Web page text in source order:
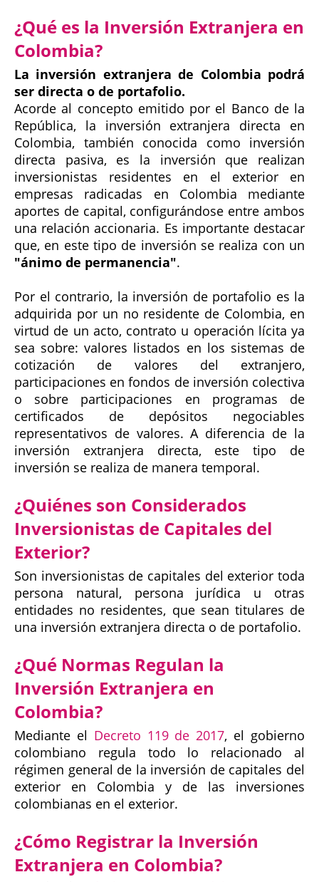
¿Qué es la Inversión Extranjera en
Colombia?
La inversión extranjera de Colombia podrá
ser directa o de portafolio.
Acorde al concepto emitido por el Banco de la
República, la inversión extranjera directa en
Colombia, también conocida como inversión
directa pasiva, es la inversión que realizan
inversionistas residentes en el exterior en
empresas radicadas en Colombia mediante
aportes de capital, configurándose entre ambos
una relación accionaria. Es importante destacar
que, en este tipo de inversión se realiza con un
"ánimo de permanencia".
Por el contrario, la inversión de portafolio es la
adquirida por un no residente de Colombia, en
virtud de un acto, contrato u operación lícita ya
sea sobre: valores listados en los sistemas de
cotización de valores del extranjero,
participaciones en fondos de inversión colectiva
o sobre participaciones en programas de
certificados de depósitos negociables
representativos de valores. A diferencia de la
inversión extranjera directa, este tipo de
inversión se realiza de manera temporal.
¿Quiénes son Considerados
Inversionistas de Capitales del
Exterior?
Son inversionistas de capitales del exterior toda
persona natural, persona jurídica u otras
entidades no residentes, que sean titulares de
una inversión extranjera directa o de portafolio.
¿Qué Normas Regulan la
Inversión Extranjera en
Colombia?
Mediante el Decreto 119 de 2017, el gobierno
colombiano regula todo lo relacionado al
régimen general de la inversión de capitales del
exterior en Colombia y de las inversiones
colombianas en el exterior.
¿Cómo Registrar la Inversión
Extranjera en Colombia?